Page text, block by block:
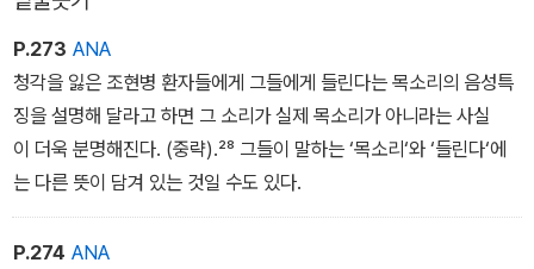
비가 찾아오면 외계인이 자신을 실험하고 몸에 무언가를 찔러 넣는
것 같은 환각을 더 심하게 느낀다.
<무의식은 쉽게 속는다>
P.273 ANA
청각을 잃은 조현병 환자들에게 그들에게 들린다는 목소리의 음성특
징을 설명해 달라고 하면 그 소리가 실제 목소리가 아니라는 사실
이 더욱 분명해진다. (중략).²⁸ 그들이 말하는 ‘목소리‘와 ‘들린다‘에
는 다른 뜻이 담겨 있는 것일 수도 있다.
P.274 ANA